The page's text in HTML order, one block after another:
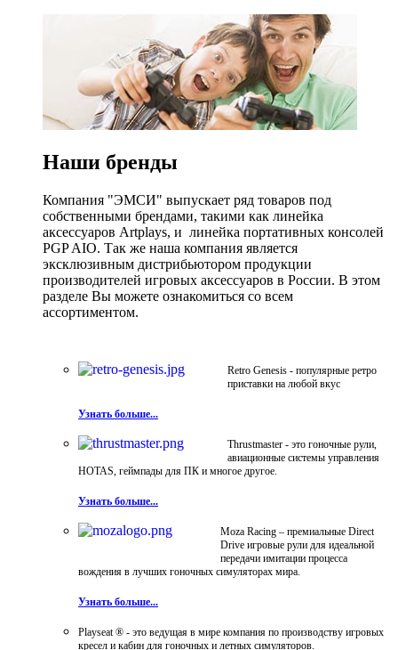
Наши бренды
Компания "ЭМСИ" выпускает ряд товаров под
собственными брендами, такими как линейка
аксессуаров Artplays, и линейка портативных консолей
PGP AIO. Так же наша компания является
эксклюзивным дистрибьютором продукции
производителей игровых аксессуаров в России. В этом
разделе Вы можете ознакомиться со всем
ассортиментом.
Retro Genesis - популярные ретро
приставки на любой вкус
Узнать больше...
Thrustmaster - это гоночные рули,
авиационные системы управления
HOTAS, геймпады для ПК и многое другое.
Узнать больше...
Moza Racing – премиальные Direct
Drive игровые рули для идеальной
передачи имитации процесса
вождения в лучших гоночных симуляторах мира.
Узнать больше...
Playseat ® - это ведущая в мире компания по производству игровых
кресел и кабин для гоночных и летных симуляторов.